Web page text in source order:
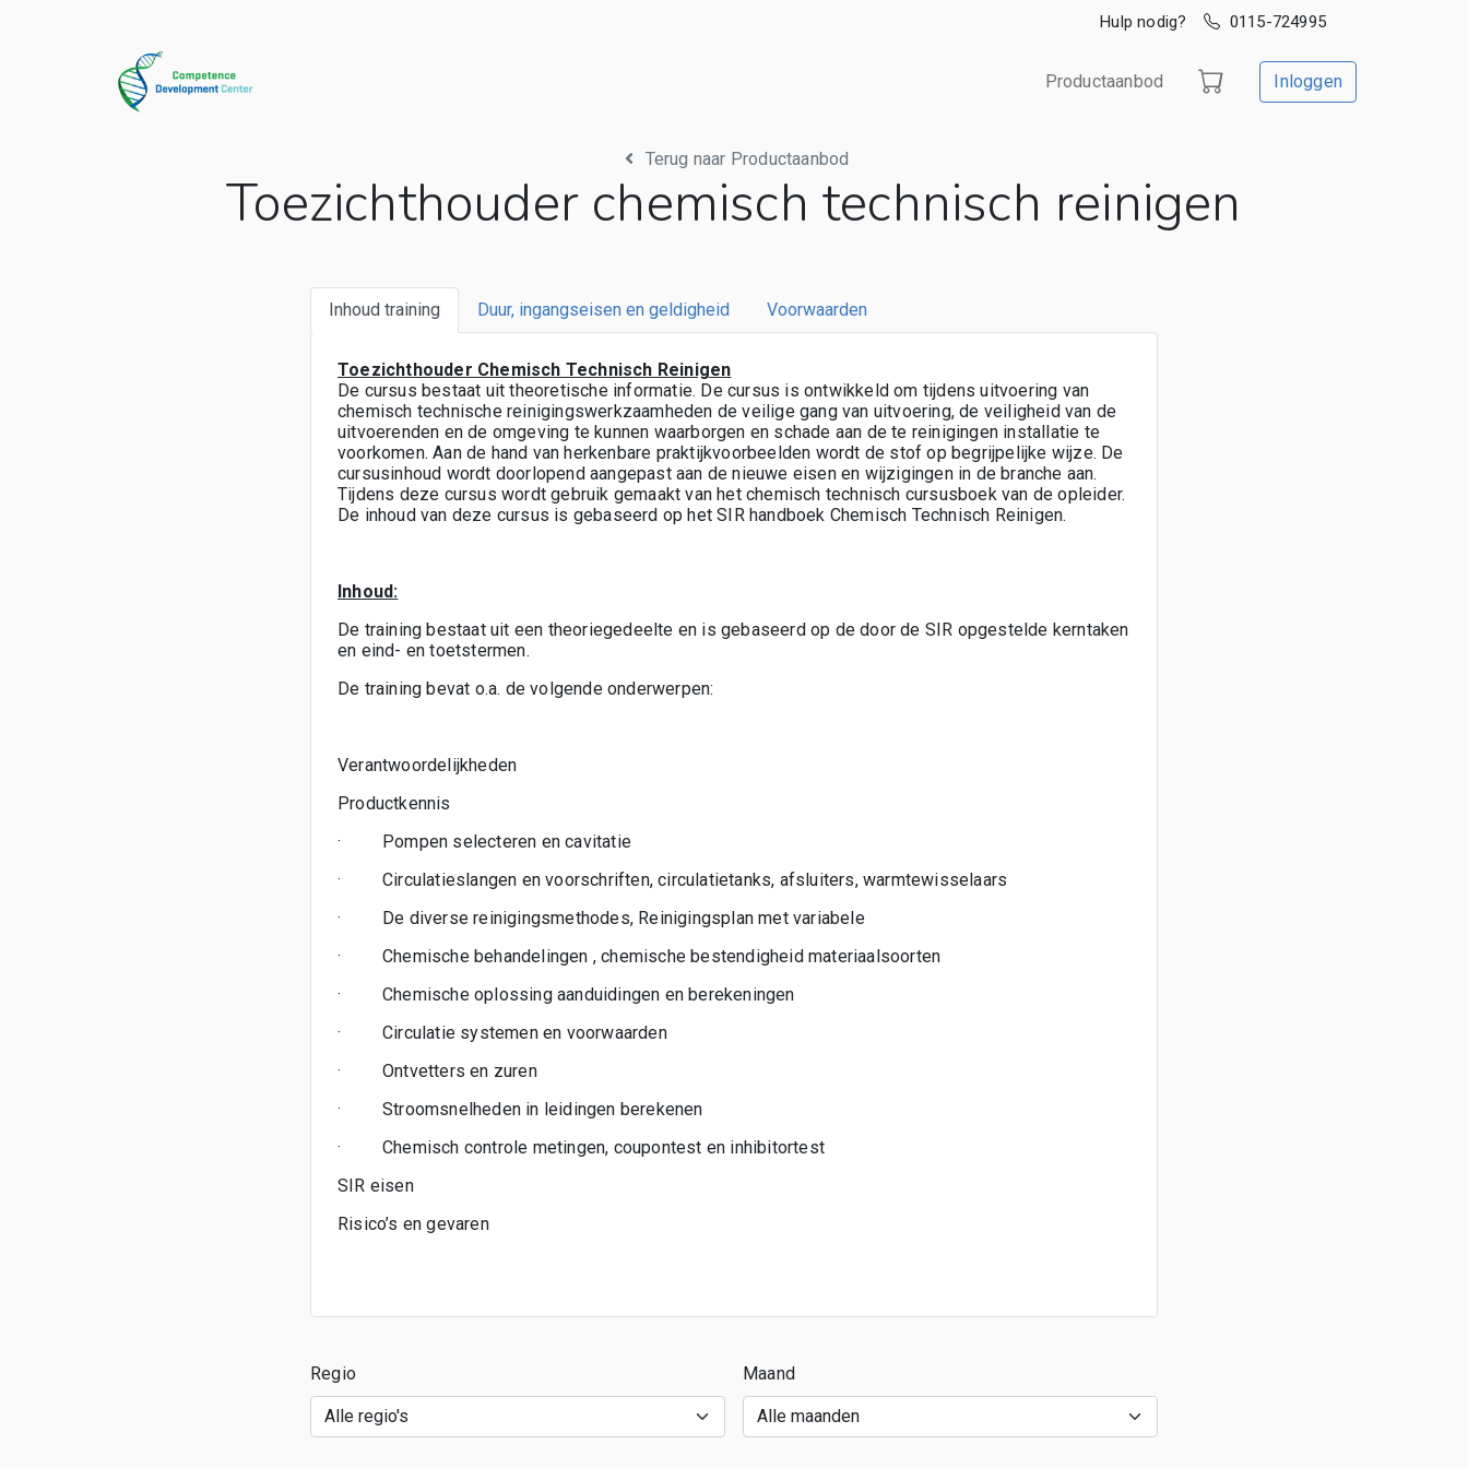
Hulp nodig? 0115-724995
Productaanbod Inloggen
Terug naar Productaanbod
Toezichthouder chemisch technisch reinigen
Inhoud training Duur, ingangseisen en geldigheid Voorwaarden
Toezichthouder Chemisch Technisch Reinigen
De cursus bestaat uit theoretische informatie. De cursus is ontwikkeld om tijdens uitvoering van
chemisch technische reinigingswerkzaamheden de veilige gang van uitvoering, de veiligheid van de
uitvoerenden en de omgeving te kunnen waarborgen en schade aan de te reinigingen installatie te
voorkomen. Aan de hand van herkenbare praktijkvoorbeelden wordt de stof op begrijpelijke wijze. De
cursusinhoud wordt doorlopend aangepast aan de nieuwe eisen en wijzigingen in de branche aan.
Tijdens deze cursus wordt gebruik gemaakt van het chemisch technisch cursusboek van de opleider.
De inhoud van deze cursus is gebaseerd op het SIR handboek Chemisch Technisch Reinigen.
Inhoud:
De training bestaat uit een theoriegedeelte en is gebaseerd op de door de SIR opgestelde kerntaken
en eind- en toetstermen.
De training bevat o.a. de volgende onderwerpen:
Verantwoordelijkheden
Productkennis
·
Pompen selecteren en cavitatie
·
Circulatieslangen en voorschriften, circulatietanks, afsluiters, warmtewisselaars
·
De diverse reinigingsmethodes, Reinigingsplan met variabele
·
Chemische behandelingen , chemische bestendigheid materiaalsoorten
·
Chemische oplossing aanduidingen en berekeningen
·
Circulatie systemen en voorwaarden
·
Ontvetters en zuren
·
Stroomsnelheden in leidingen berekenen
·
Chemisch controle metingen, coupontest en inhibitortest
SIR eisen
Risico’s en gevaren
Regio Maand